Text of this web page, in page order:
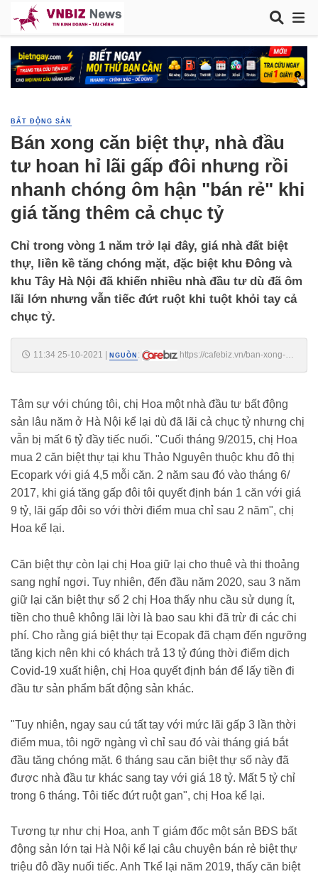
BẤT ĐỘNG SẢN
Bán xong căn biệt thự, nhà đầu
tư hoan hỉ lãi gấp đôi nhưng rồi
nhanh chóng ôm hận "bán rẻ" khi
giá tăng thêm cả chục tỷ
Chỉ trong vòng 1 năm trở lại đây, giá nhà đất biệt
thự, liền kề tăng chóng mặt, đặc biệt khu Đông và
khu Tây Hà Nội đã khiến nhiều nhà đầu tư dù đã ôm
lãi lớn nhưng vẫn tiếc đứt ruột khi tuột khỏi tay cả
chục tỷ.
11:34 25-10-2021 NGUỒN :
https://cafebiz.vn/ban-xong-
Tâm sự với chúng tôi, chị Hoa một nhà đầu tư bất động
sản lâu năm ở Hà Nội kể lại dù đã lãi cả chục tỷ nhưng chị
vẫn bị mất 6 tỷ đầy tiếc nuối. "Cuối tháng 9/2015, chị Hoa
mua 2 căn biệt thự tại khu Thảo Nguyên thuộc khu đô thị
Ecopark với giá 4,5 mỗi căn. 2 năm sau đó vào tháng 6/
2017, khi giá tăng gấp đôi tôi quyết định bán 1 căn với giá
9 tỷ, lãi gấp đôi so với thời điểm mua chỉ sau 2 năm", chị
Hoa kể lại.
Căn biệt thự còn lại chị Hoa giữ lại cho thuê và thi thoảng
sang nghỉ ngơi. Tuy nhiên, đến đầu năm 2020, sau 3 năm
giữ lại căn biệt thự số 2 chị Hoa thấy nhu cầu sử dụng ít,
tiền cho thuê không lãi lời là bao sau khi đã trừ đi các chi
phí. Cho rằng giá biệt thự tại Ecopak đã chạm đến ngưỡng
tăng kịch nên khi có khách trả 13 tỷ đúng thời điểm dịch
Covid-19 xuất hiện, chị Hoa quyết định bán để lấy tiền đi
đầu tư sản phẩm bất động sản khác.
"Tuy nhiên, ngay sau cú tất tay với mức lãi gấp 3 lần thời
điểm mua, tôi ngỡ ngàng vì chỉ sau đó vài tháng giá bắt
đầu tăng chóng mặt. 6 tháng sau căn biệt thự số này đã
được nhà đầu tư khác sang tay với giá 18 tỷ. Mất 5 tỷ chỉ
trong 6 tháng. Tôi tiếc đứt ruột gan", chị Hoa kể lại.
Tương tự như chị Hoa, anh T giám đốc một sản BĐS bất
động sản lớn tại Hà Nội kể lại câu chuyện bán rẻ biệt thự
triệu đô đầy nuối tiếc. Anh Tkể lại năm 2019, thấy căn biệt